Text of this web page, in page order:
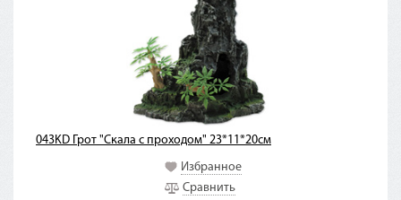
043KD Грот "Скала с проходом" 23*11*20см
Избранное
Сравнить